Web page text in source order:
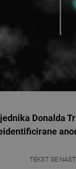
Donalda
TEKST SE